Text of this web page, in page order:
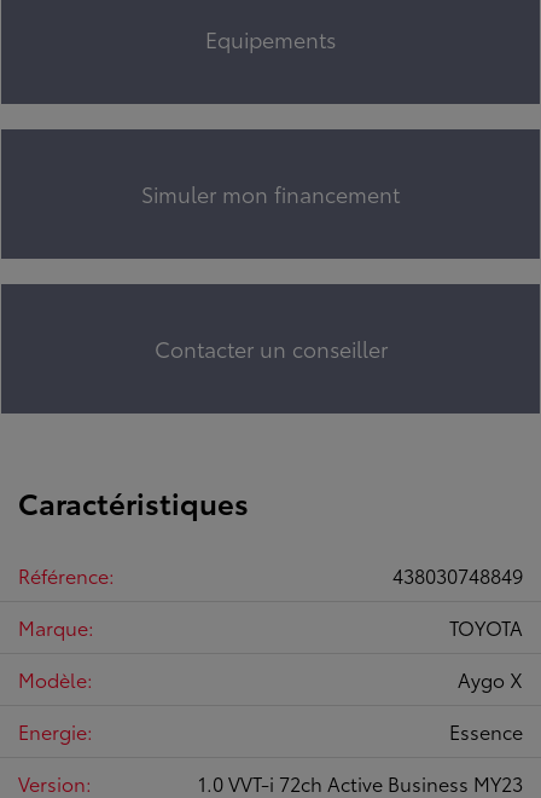
Equipements
Simuler mon financement
Contacter un conseiller
Caractéristiques
Référence:
438030748849
Marque:
TOYOTA
Modèle:
Aygo X
Energie:
Essence
Version:
1.0 VVT-i 72ch Active Business MY23